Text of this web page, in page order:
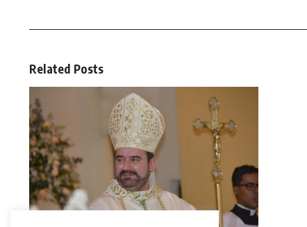
Related Posts